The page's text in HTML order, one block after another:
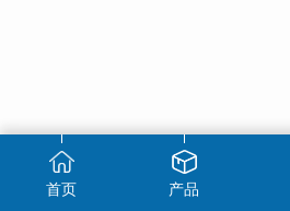
首页 产品